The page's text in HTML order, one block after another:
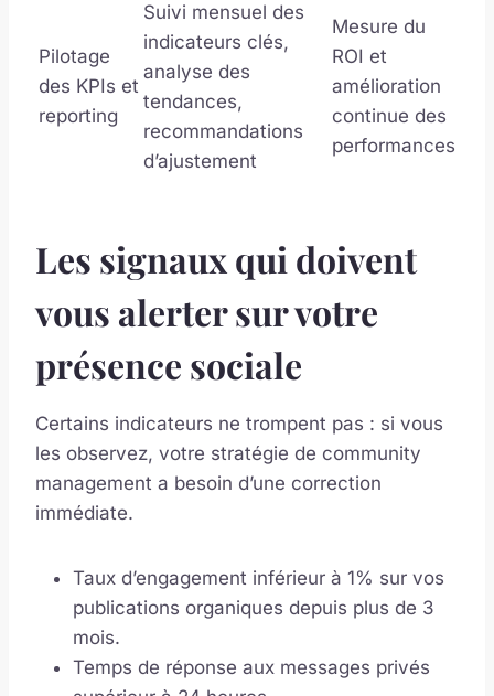
Pilotage
des KPIs et
reporting
Suivi mensuel des
indicateurs clés,
analyse des
tendances,
recommandations
d’ajustement
Mesure du
ROI et
amélioration
continue des
performances
Les signaux qui doivent
vous alerter sur votre
présence sociale
Certains indicateurs ne trompent pas : si vous
les observez, votre stratégie de community
management a besoin d’une correction
immédiate.
Taux d’engagement inférieur à 1% sur vos
publications organiques depuis plus de 3
mois.
Temps de réponse aux messages privés